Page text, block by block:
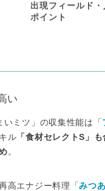
出現フィールド
ポイント
い
ミツ」の収集性能は「
ル 「食材セレクトS」
。
高エナジー料理「みつ